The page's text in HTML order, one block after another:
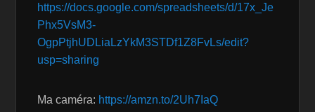
https://docs.google.com/spreadsheets/d/17x_Je
Phx5VsM3-
OgpPtjhUDLiaLzYkM3STDf1Z8FvLs/edit?
usp=sharing
Ma caméra: https://amzn.to/2Uh7IaQ